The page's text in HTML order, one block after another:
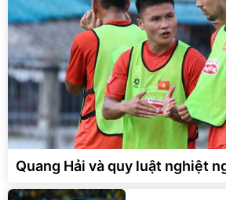
Quang Hải và quy luật nghiệt